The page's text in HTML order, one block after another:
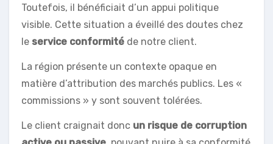
Toutefois, il bénéficiait d’un appui politique
visible. Cette situation a éveillé des doutes chez
le service conformité de notre client.
La région présente un contexte opaque en
matière d’attribution des marchés publics. Les «
commissions » y sont souvent tolérées.
Le client craignait donc un risque de corruption